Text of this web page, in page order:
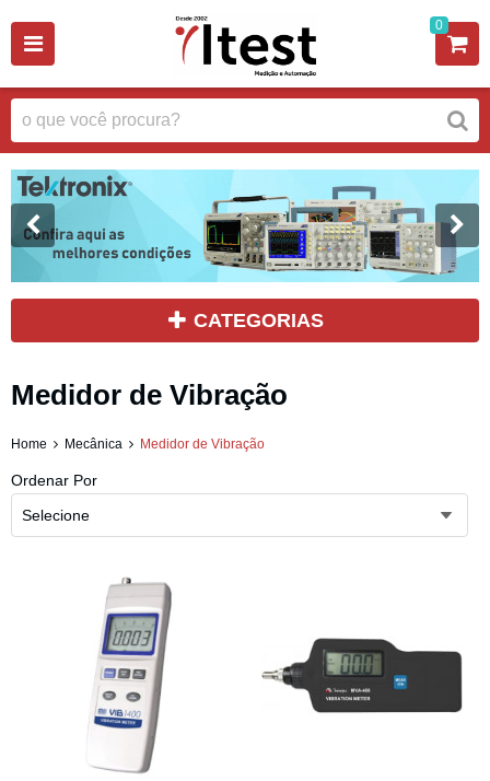
0
CATEGORIAS
Medidor de Vibração
Home Mecânica Medidor de Vibração
Ordenar Por
Selecione